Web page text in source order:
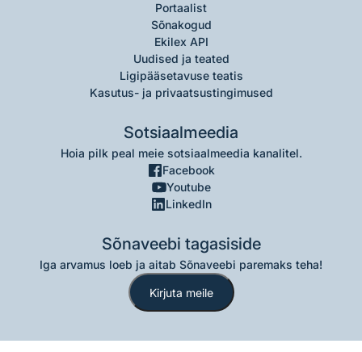
Portaalist
Sõnakogud
Ekilex API
Uudised ja teated
Ligipääsetavuse teatis
Kasutus- ja privaatsustingimused
Sotsiaalmeedia
Hoia pilk peal meie sotsiaalmeedia kanalitel.
Facebook
Youtube
LinkedIn
Sõnaveebi tagasiside
Iga arvamus loeb ja aitab Sõnaveebi paremaks teha!
Kirjuta meile